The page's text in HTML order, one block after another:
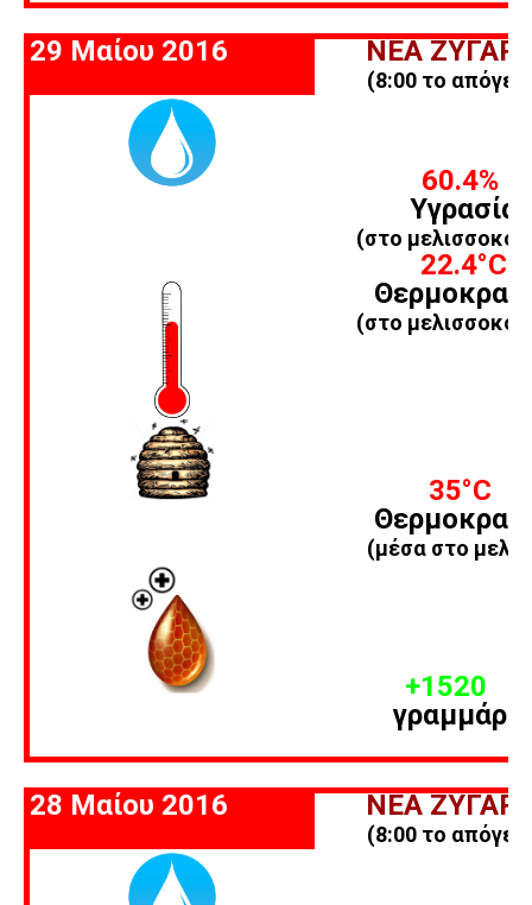
29 Μαίου 2016 ΝΕΑ
(8:00 το
60.4%
Υγρασία
(στο
22.4°C
(στο
35°C
(μέσα στο
+1520
γραμμάρια
28 Μαίου 2016 ΝΕΑ
(8:00 το